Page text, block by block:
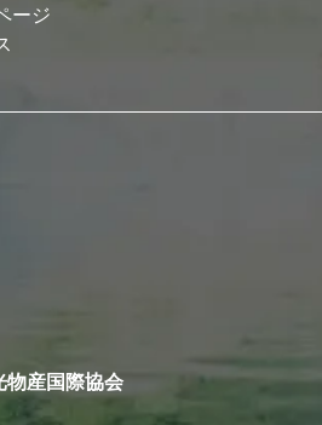
ージ
物産国際協会